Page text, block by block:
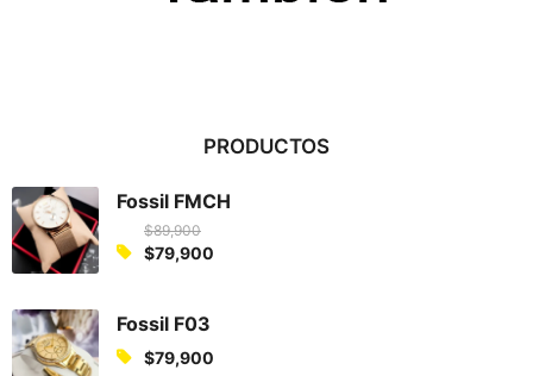
PRODUCTOS
Fossil FMCH
$89,900
O
i
$79,900
r
r
Fossil F03
$79,900